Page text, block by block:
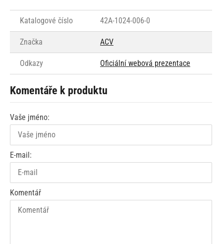
Katalogové číslo 42A-1024-006-0
Značka ACV
Odkazy Oficiální webová prezentace
Komentáře k produktu
Vaše jméno:
E-mail:
Komentář